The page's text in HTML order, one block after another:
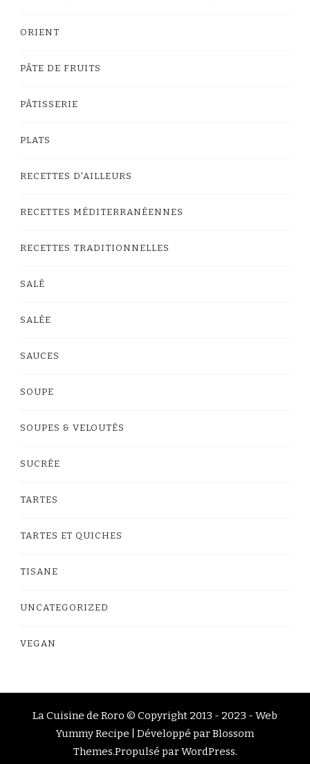
ORIENT
PÂTE DE FRUITS
PÂTISSERIE
PLATS
RECETTES D'AILLEURS
RECETTES MÉDITERRANÉENNES
RECETTES TRADITIONNELLES
SALÉ
SALÉE
SAUCES
SOUPE
SOUPES & VELOUTÉS
SUCRÉE
TARTES
TARTES ET QUICHES
TISANE
UNCATEGORIZED
VEGAN
La Cuisine de Roro © Copyright 2013 - 2023 - Web
Yummy Recipe | Développé parBlossom
Themes.Propulsé parWordPress.